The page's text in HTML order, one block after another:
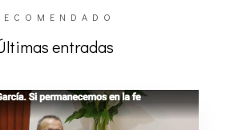
entradas